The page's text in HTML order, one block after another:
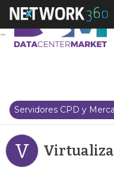
Servidores CPD y
V